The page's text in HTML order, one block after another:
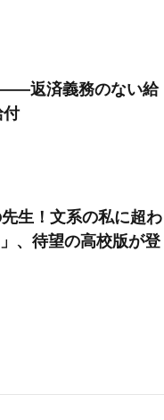
――返済義務のない給
付
生！文系の私に超わ
、待望の高校版が登